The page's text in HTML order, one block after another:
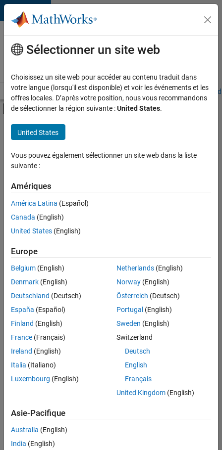
Passer au contenu
Votre
carrière
chez
Accueil Explorer nos opportunités Adresses de nos bureaux
Activer/désactiver l'affichage du menu
Contenu principal
FILTRER PAR
Ventes commerciales
Ventes internes
Opérations commerciales
Actuellement,
aucune
offre
d'emploi
correspondant
à vos
critères
de
recherche.
Vous
pouvez
élargir
votre
recherche
ou
afficher
l’ensemble
d'emploi.
malgré
tout
Sélectionner un site web
Choisissez un site web pour accéder au contenu traduit dans
votre langue (lorsqu'il est disponible) et voir les événements et les
offres locales. D’après votre position, nous vous recommandons
de sélectionner la région suivante :United States.
United States
Vous pouvez également sélectionner un site web dans la liste
suivante :
Amériques
América Latina (Español)
Canada (English)
United States (English)
Europe
Belgium (English)
Denmark (English)
Deutschland (Deutsch)
España (Español)
Finland (English)
France (Français)
Ireland (English)
Italia (Italiano)
Luxembourg (English)
Netherlands(English)
Norway(English)
Österreich (Deutsch)
Portugal (English)
Sweden (English)
Switzerland
Deutsch
English
Français
United Kingdom(English)
Asie-Pacifique
Australia (English)
India (English)